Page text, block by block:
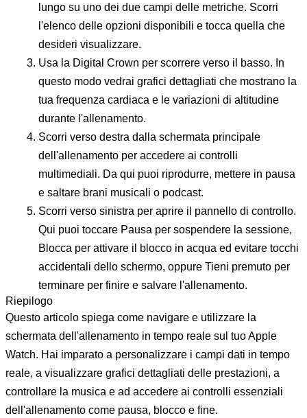
lungo su uno dei due campi delle metriche. Scorri
l'elenco delle opzioni disponibili e tocca quella che
desideri visualizzare.
Usa la Digital Crown per scorrere verso il basso. In
questo modo vedrai grafici dettagliati che mostrano la
tua frequenza cardiaca e le variazioni di altitudine
durante l'allenamento.
Scorri verso destra dalla schermata principale
dell'allenamento per accedere ai controlli
multimediali. Da qui puoi riprodurre, mettere in pausa
e saltare brani musicali o podcast.
Scorri verso sinistra per aprire il pannello di controllo.
Qui puoi toccare Pausa per sospendere la sessione,
Blocca per attivare il blocco in acqua ed evitare tocchi
accidentali dello schermo, oppure Tieni premuto per
terminare per finire e salvare l'allenamento.
Riepilogo
Questo articolo spiega come navigare e utilizzare la
schermata dell'allenamento in tempo reale sul tuo Apple
Watch. Hai imparato a personalizzare i campi dati in tempo
reale, a visualizzare grafici dettagliati delle prestazioni, a
controllare la musica e ad accedere ai controlli essenziali
dell'allenamento come pausa, blocco e fine.